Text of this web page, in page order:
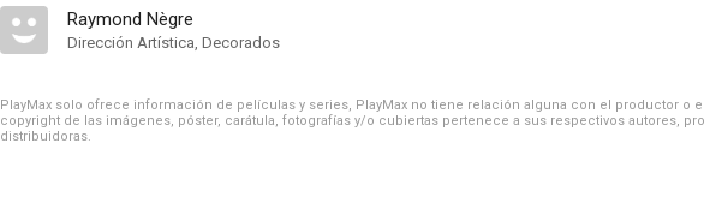
Raymond Nègre
Dirección Artística, Decorados
PlayMax solo ofrece información de películas y series, PlayMax no tiene relación alguna con el productor o
copyright de las imágenes, póster, carátula, fotografías y/o cubiertas pertenece a sus respectivos autores,
distribuidoras.